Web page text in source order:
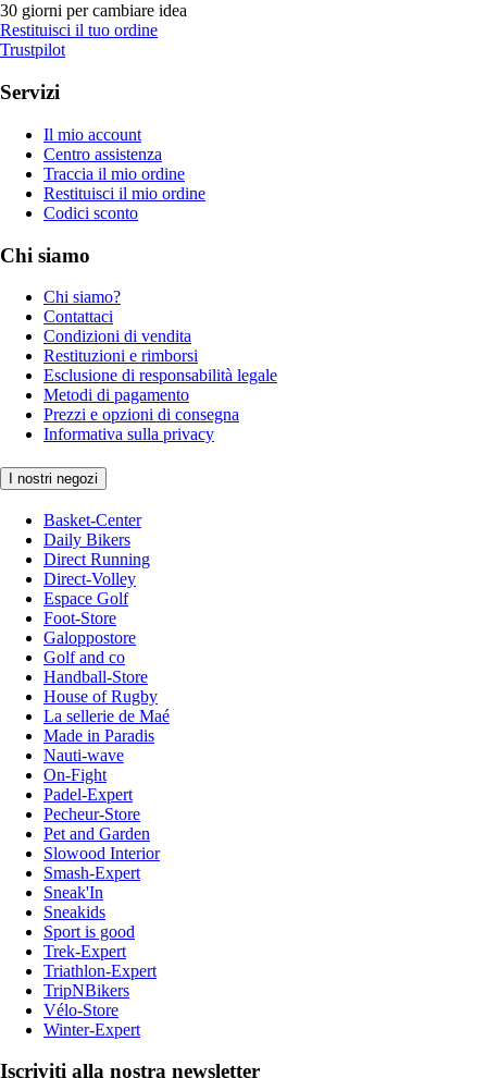
30 giorni per cambiare idea
Restituisci il tuo ordine
Trustpilot
Servizi
Il mio account
Centro assistenza
Traccia il mio ordine
Restituisci il mio ordine
Codici sconto
Chi siamo
Chi siamo?
Contattaci
Condizioni di vendita
Restituzioni e rimborsi
Esclusione di responsabilità legale
Metodi di pagamento
Prezzi e opzioni di consegna
Informativa sulla privacy
I nostri negozi
Basket-Center
Daily Bikers
Direct Running
Direct-Volley
Espace Golf
Foot-Store
Galoppostore
Golf and co
Handball-Store
House of Rugby
La sellerie de Maé
Made in Paradis
Nauti-wave
On-Fight
Padel-Expert
Pecheur-Store
Pet and Garden
Slowood Interior
Smash-Expert
Sneak'In
Sneakids
Sport is good
Trek-Expert
Triathlon-Expert
TripNBikers
Vélo-Store
Winter-Expert
Iscriviti alla nostra newsletter